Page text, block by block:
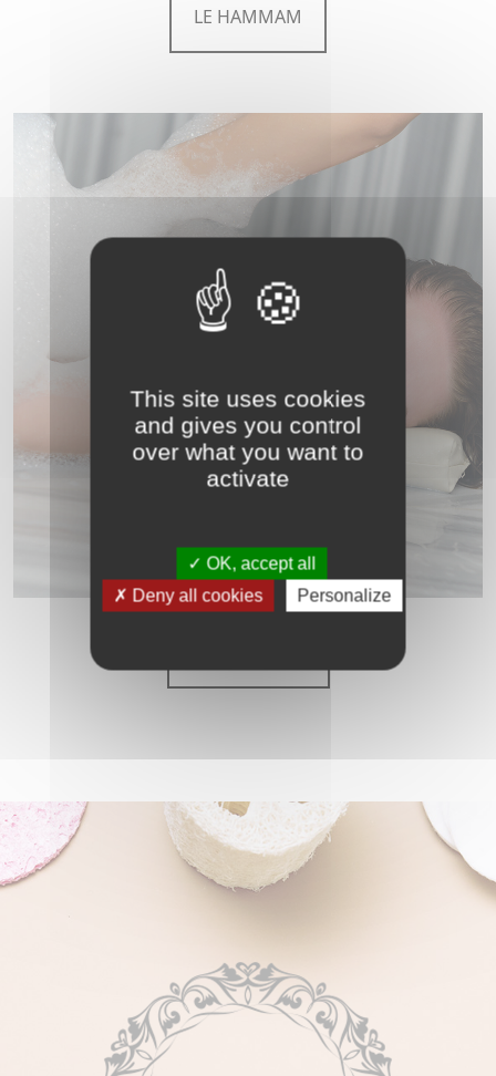
LE HAMMAM
This site uses cookies
and gives you control
over what you want to
activate
OK, accept all
Deny all cookies
Personalize